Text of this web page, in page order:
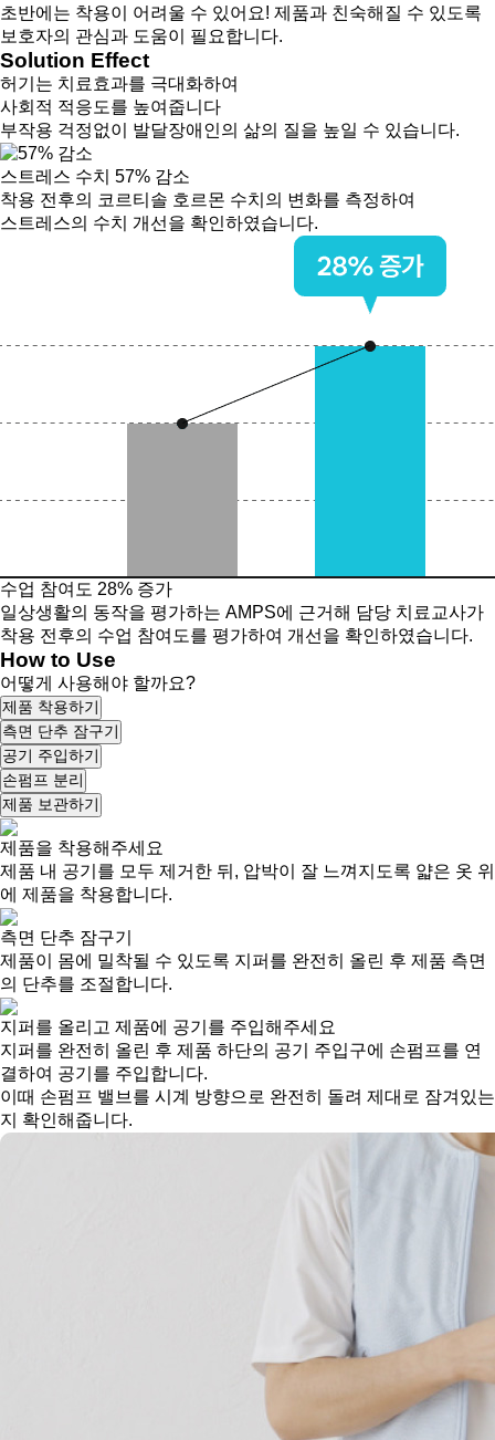
초반에는 착용이 어려울 수 있어요! 제품과 친숙해질 수 있도록
보호자의 관심과 도움이 필요합니다.
Solution Effect
허기는 치료효과를 극대화하여
사회적 적응도를 높여줍니다
부작용 걱정없이 발달장애인의 삶의 질을 높일 수 있습니다.
스트레스 수치 57% 감소
착용 전후의 코르티솔 호르몬 수치의 변화를 측정하여
스트레스의 수치 개선을 확인하였습니다.
수업 참여도 28% 증가
일상생활의 동작을 평가하는 AMPS에 근거해 담당 치료교사가
착용 전후의 수업 참여도를 평가하여 개선을 확인하였습니다.
How to Use
어떻게 사용해야 할까요?
제품 착용하기
측면 단추 잠구기
공기 주입하기
손펌프 분리
제품 보관하기
제품을 착용해주세요
제품 내 공기를 모두 제거한 뒤, 압박이 잘 느껴지도록 얇은 옷 위
에 제품을 착용합니다.
측면 단추 잠구기
제품이 몸에 밀착될 수 있도록 지퍼를 완전히 올린 후 제품 측면
의 단추를 조절합니다.
지퍼를 올리고 제품에 공기를 주입해주세요
지퍼를 완전히 올린 후 제품 하단의 공기 주입구에 손펌프를 연
결하여 공기를 주입합니다.
이때 손펌프 밸브를 시계 방향으로 완전히 돌려 제대로 잠겨있는
지 확인해줍니다.